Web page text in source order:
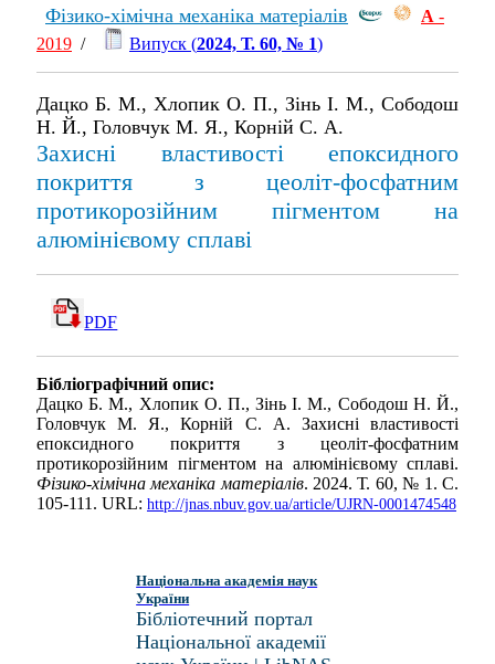
Фізико-хімічна механіка матеріалів А -
2019 / Випуск (2024, Т. 60, № 1)
Дацко Б. М., Хлопик О. П., Зінь І. М., Сободош
Н. Й., Головчук М. Я., Корній С. А.
Захисні властивості епоксидного
покриття з цеоліт-фосфатним
протикорозійним пігментом на
алюмінієвому сплаві
PDF
Бібліографічний опис:
Дацко Б. М., Хлопик О. П., Зінь І. М., Сободош Н. Й.,
Головчук М. Я., Корній С. А. Захисні властивості
епоксидного покриття з цеоліт-фосфатним
протикорозійним пігментом на алюмінієвому сплаві.
Фізико-хімічна механіка матеріалів. 2024. Т. 60, № 1. С.
105-111. URL: http://jnas.nbuv.gov.ua/article/UJRN-0001474548
Національна академія наук
України
Бібліотечний портал
Національної академії